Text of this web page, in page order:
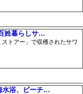
姓暮らしサ…
トアー」で収穫されたサワ
水浴、ビーチ…